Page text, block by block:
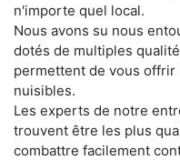
n'importe quel local.
Nous avons su nous
dotés de multiples
permettent de vous
nuisibles.
Les experts de notre
trouvent être les plus
combattre facilement